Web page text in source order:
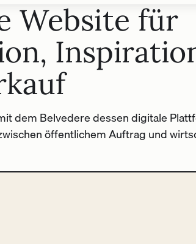
Website für
dem Belvedere dessen digitale
öffentlichem Auftrag und